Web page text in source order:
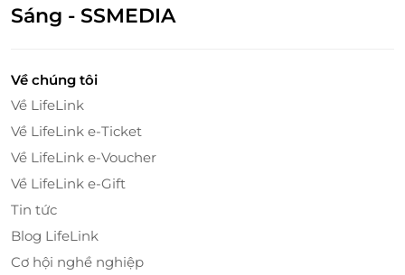
Sáng - SSMEDIA
Về chúng tôi
Về LifeLink
Về LifeLink e-Ticket
Về LifeLink e-Voucher
Về LifeLink e-Gift
Tin tức
Blog LifeLink
Cơ hội nghề nghiệp